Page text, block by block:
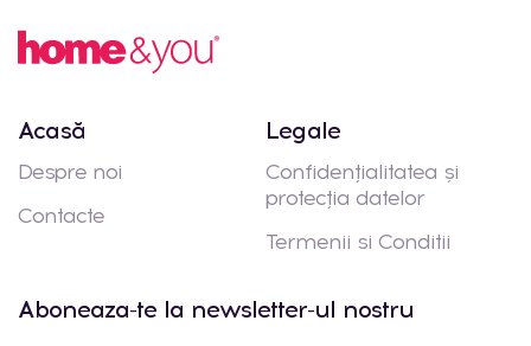
Acasă
Despre noi
Contacte
Legale
Confidențialitatea și
protecția datelor
Termenii si Conditii
Aboneaza-te la newsletter-ul nostru